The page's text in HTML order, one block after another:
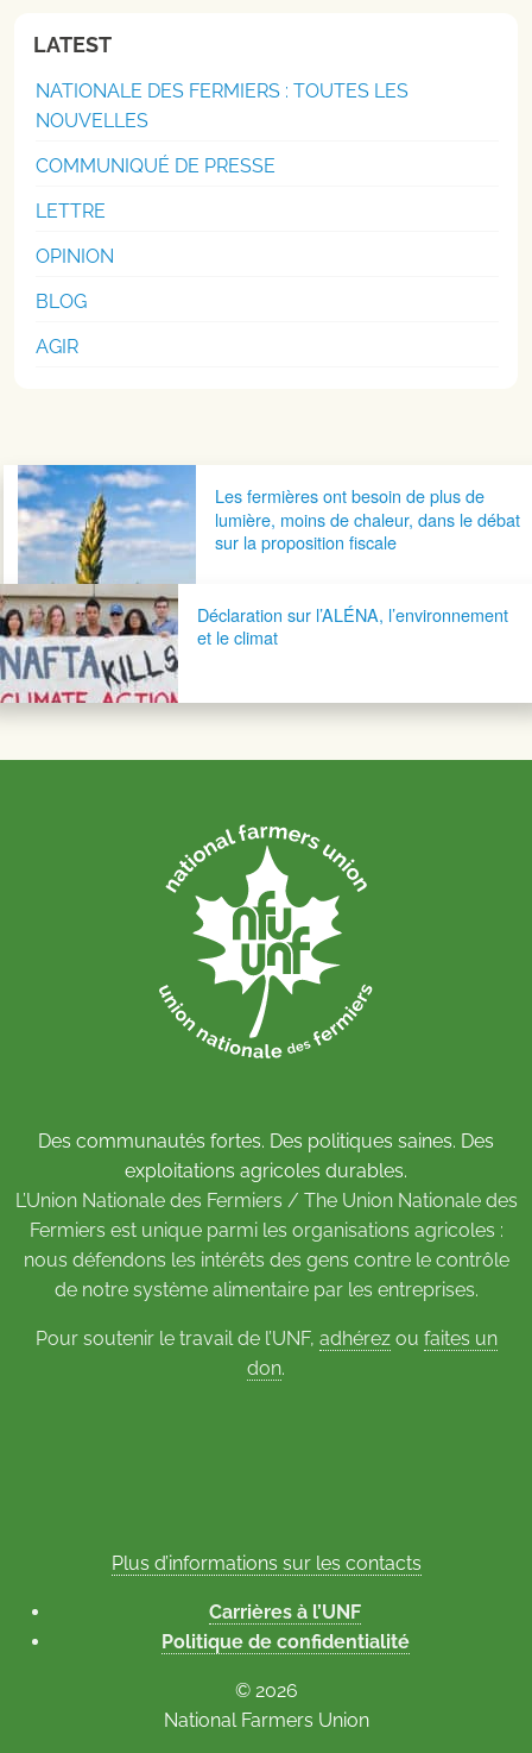
LATEST
NATIONALE DES FERMIERS : TOUTES LES
NOUVELLES
COMMUNIQUÉ DE PRESSE
LETTRE
OPINION
BLOG
AGIR
Navigation postaleLes fermières ont besoin de plus de
lumière, moins de chaleur, dans le débat
sur la proposition fiscale
Déclaration sur l’ALÉNA, l’environnement
et le climat
Des communautés fortes. Des politiques saines. Des
exploitations agricoles durables.
L’Union Nationale des Fermiers / The Union Nationale des
Fermiers est unique parmi les organisations agricoles :
nous défendons les intérêts des gens contre le contrôle
de notre système alimentaire par les entreprises.
Pour soutenir le travail de l’UNF, adhérezou faites un
don.
Plus d’informations sur les contacts
Carrières à l’UNF
Politique de confidentialité
© 2026
National Farmers Union